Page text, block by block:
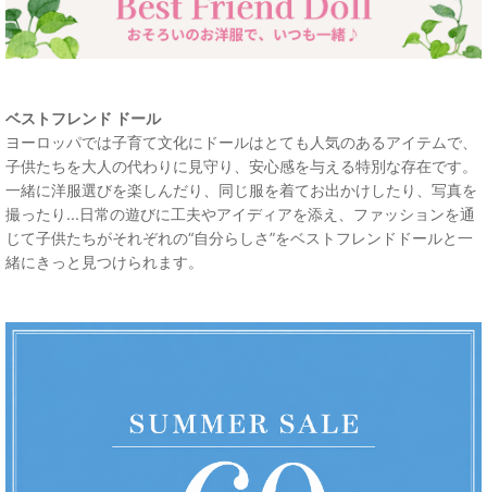
ベストフレンド ドール
ヨーロッパでは子育て文化にドールはとても人気のあるアイテムで、
子供たちを大人の代わりに見守り、安心感を与える特別な存在です。
一緒に洋服選びを楽しんだり、同じ服を着てお出かけしたり、写真を
撮ったり...日常の遊びに工夫やアイディアを添え、ファッションを通
じて子供たちがそれぞれの“自分らしさ”をベストフレンドドールと一
緒にきっと見つけられます。